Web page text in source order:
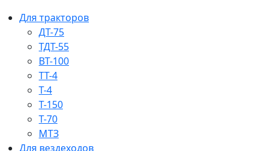
Для тракторов
ДТ-75
ТДТ-55
ВТ-100
ТТ-4
Т-4
Т-150
Т-70
МТЗ
Для вездеходов